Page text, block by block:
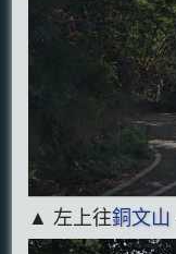
▲ 左上往銅文山